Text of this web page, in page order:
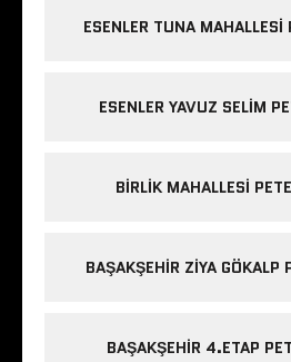
ESENLER TUNA
ESENLER YAVUZ SELIM
BIRLIK MAHALLESI
BAŞAKŞEHIR ZIYA GÖKALP
BAŞAKŞEHIR 4.ETAP